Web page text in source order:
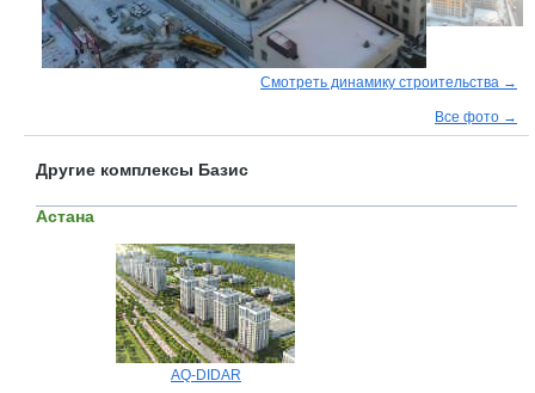
Смотреть динамику строительства →
Все фото →
Другие комплексы Базис
Астана
AQ-DIDAR